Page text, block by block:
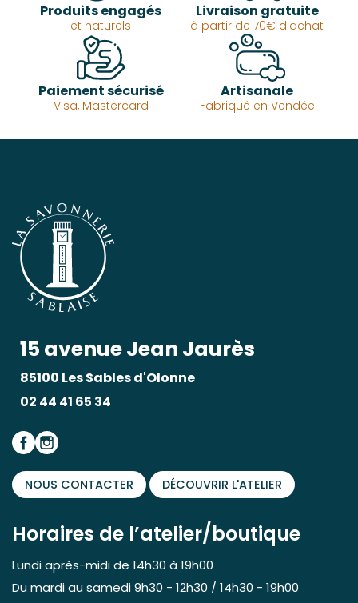
Produits engagés
et naturels
Livraison gratuite
à partir de 70€ d'achat
Paiement sécurisé
Visa, Mastercard
Artisanale
Fabriqué en Vendée
15 avenue Jean Jaurès
85100 Les Sables d'Olonne
02 44 41 65 34
NOUS CONTACTER DÉCOUVRIR L'ATELIER
Horaires de l’atelier/boutique
Lundi après-midi de 14h30 à 19h00
Du mardi au samedi 9h30 - 12h30 / 14h30 - 19h00